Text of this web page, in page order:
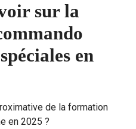
sur la
en
de la formation
en 2025 ?